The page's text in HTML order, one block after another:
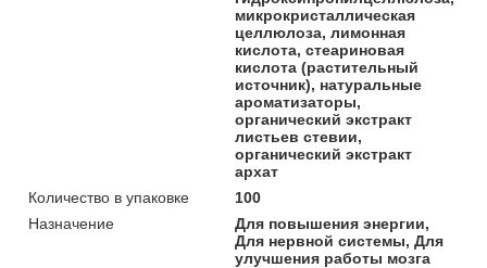
микрокристаллическая
целлюлоза, лимонная
кислота, стеариновая
кислота (растительный
источник), натуральные
ароматизаторы,
органический экстракт
листьев стевии,
органический экстракт
архат
Количество в упаковке
100
Назначение
Для повышения энергии,
Для нервной системы, Для
улучшения работы мозга